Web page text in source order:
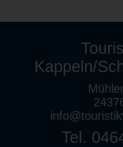
Kappeln/
Tel.